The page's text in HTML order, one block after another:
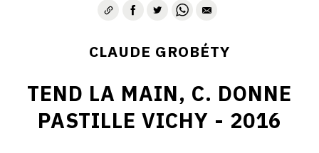
CLAUDE GROBÉTY
TEND LA MAIN, C. DONNE
PASTILLE VICHY - 2016